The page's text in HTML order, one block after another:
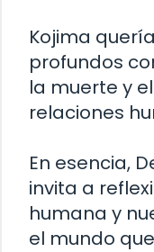
Kojima
profundos
la muerte y
relaciones
En esencia,
invita a
humana y
el mundo